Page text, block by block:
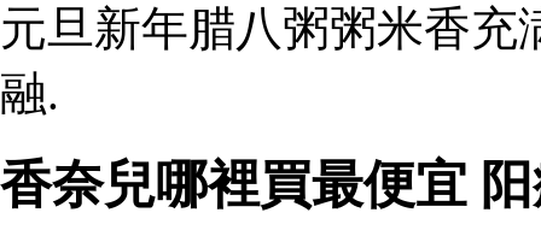
元旦新年腊八粥粥米香
融.
香奈兒哪裡買最便宜